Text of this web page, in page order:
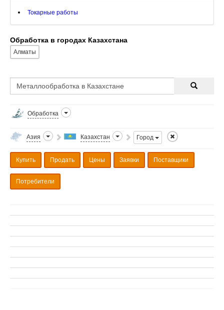
Токарные работы
Обработка в городах Казахстана
Алматы
Обработка
Азия Казахстан Город
Купить Продать Цены Заявки Поставщики
Потребители